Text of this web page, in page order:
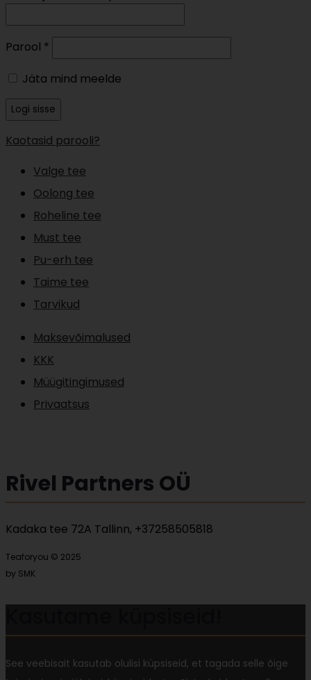
Parool *
Jäta mind meelde
Logi sisse
Kaotasid parooli?
Valge tee
Oolong tee
Roheline tee
Must tee
Pu-erh tee
Taime tee
Tarvikud
Maksevõimalused
KKK
Müügitingimused
Privaatsus
Rivel Partners OÜ
Kadaka tee 72A Tallinn, +37258505818
Teaforyou © 2025
by SMK
See veebisait kasutab olulisi küpsiseid, et tagada selle õige